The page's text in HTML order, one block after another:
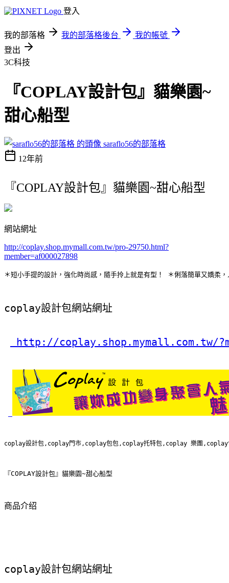
登入
我的部落格 我的部落格後台
我的帳號
登出
3C科技
『COPLAY設計包』貓樂園~
甜心船型
saraflo56的部落格
12年前
『COPLAY設計包』貓樂園~甜心船型
網站網址
http://coplay.shop.mymall.com.tw/pro-29750.html?
member=af000027898
＊短小手提的設計，強化時尚感，隨手拎上就是有型！ ＊俐落簡單又嬌
coplay設計包網站網址
http://coplay.shop.mymall.com.tw/
coplay設計包,coplay門市,coplay包包,coplay托特包,coplay 樂團
『COPLAY設計包』貓樂園~甜心船型
商品介绍
coplay設計包網站網址